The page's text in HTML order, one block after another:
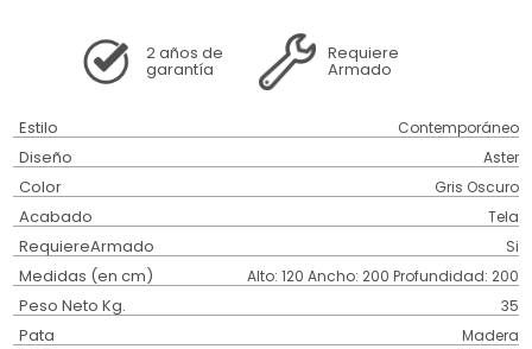
2 años de
garantía
Requiere
Armado
Estilo Contemporáneo
Diseño Aster
Color Gris Oscuro
Acabado Tela
RequiereArmado Si
Medidas (en cm) Alto: 120 Ancho: 200 Profundidad: 200
Peso Neto Kg. 35
Pata Madera